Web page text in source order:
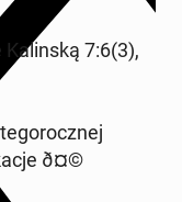
7:6(3),
ð¤©